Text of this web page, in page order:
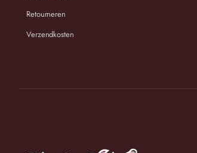
Retourneren
Verzendkosten